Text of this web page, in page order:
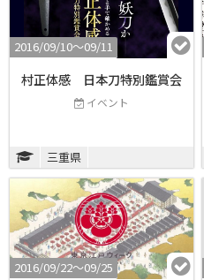
2016/09/10〜09/11
村正体感 日本刀特別鑑賞会
イベント
三重県
2016/09/22〜09/25